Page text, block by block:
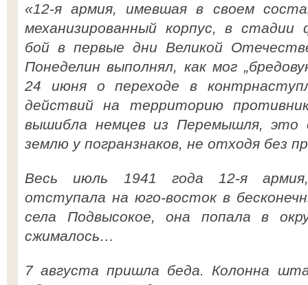
«12-я армия, имевшая в своем
механизированный корпус, в стадии
бой в первые дни Великой
Понеделин выполнял, как мог
24 июня о переходе в
действий на территорию
вышибла немцев из Перемышля, это
землю у погранзнаков, не отходя без
Весь июль 1941 года 12-я армия,
отступала на юго-восток в
села Подвысокое, она попала в
сжималось…
7 августа пришла беда. Колонна